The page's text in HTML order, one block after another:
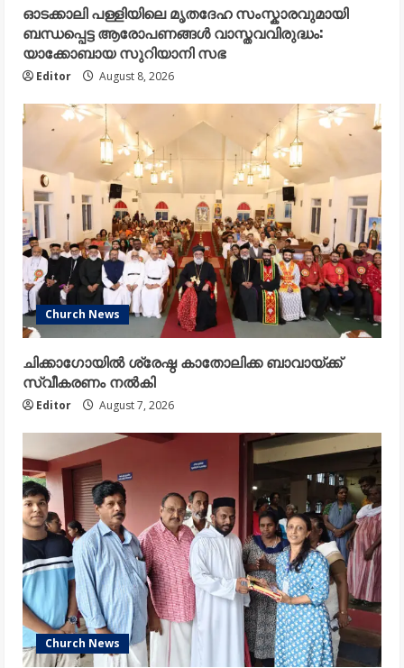
ഓടക്കാലി പള്ളിയിലെ മൃതദേഹ സംസ്കാരവുമായി
ബന്ധപ്പെട്ട ആരോപണങ്ങൾ വാസ്തവവിരുദ്ധം:
യാക്കോബായ സുറിയാനി സഭ
Editor August 8, 2026
Church News
ചിക്കാഗോയിൽ ശ്രേഷ്ഠ കാതോലിക്ക ബാവായ്ക്ക്
സ്വീകരണം നൽകി
Editor August 7, 2026
Church News